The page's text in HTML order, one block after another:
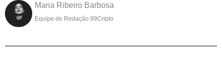
Maria Ribeiro Barbosa
Equipe de Redação 99Cripto